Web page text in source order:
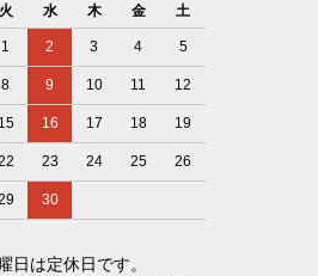
火 水 木 金 土
1 2 3 4 5
8 9 10 11 12
15 16 17 18 19
23 24 25 26
30
日は定休日です。